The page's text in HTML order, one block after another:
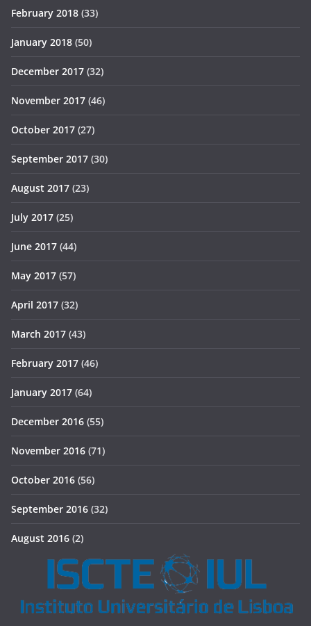
February 2018 (33)
January 2018 (50)
December 2017 (32)
November 2017 (46)
October 2017 (27)
September 2017 (30)
August 2017 (23)
July 2017 (25)
June 2017 (44)
May 2017 (57)
April 2017 (32)
March 2017 (43)
February 2017 (46)
January 2017 (64)
December 2016 (55)
November 2016 (71)
October 2016 (56)
September 2016 (32)
August 2016 (2)